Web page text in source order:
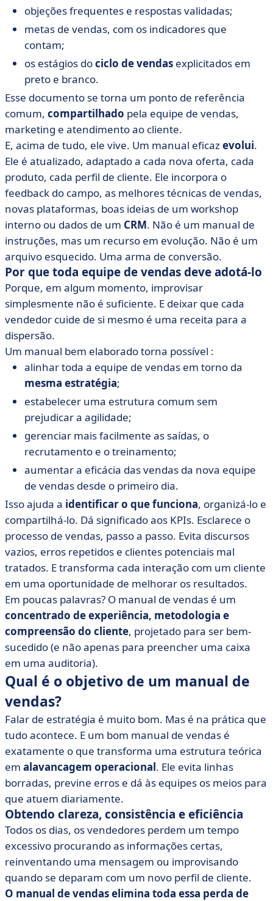
objeções frequentes e respostas validadas;
metas de vendas, com os indicadores que
contam;
os estágios dociclo de vendas explicitados em
preto e branco.
Esse documento se torna um ponto de referência
comum, compartilhado pela equipe de vendas,
marketing e atendimento ao cliente.
E, acima de tudo, ele vive. Um manual eficazevolui.
Ele é atualizado, adaptado a cada nova oferta, cada
produto, cada perfil de cliente. Ele incorpora o
feedback do campo, as melhores técnicas de vendas,
novas plataformas, boas ideias de um workshop
interno ou dados de um CRM. Não é um manual de
instruções, mas um recurso em evolução. Não é um
arquivo esquecido. Uma arma de conversão.
Por que toda equipe de vendas deve adotá-lo
Porque, em algum momento, improvisar
simplesmente não é suficiente. E deixar que cada
vendedor cuide de si mesmo é uma receita para a
dispersão.
Um manual bem elaborado torna possível :
alinhar toda a equipe de vendas em torno da
mesma estratégia;
estabelecer uma estrutura comum sem
prejudicar a agilidade;
gerenciar mais facilmente as saídas, o
recrutamento e o treinamento;
aumentar a eficácia das vendas da nova equipe
de vendas desde o primeiro dia.
Isso ajuda a identificar o que funciona, organizá-lo e
compartilhá-lo. Dá significado aos KPIs. Esclarece o
processo de vendas, passo a passo. Evita discursos
vazios, erros repetidos e clientes potenciais mal
tratados. E transforma cada interação com um cliente
em uma oportunidade de melhorar os resultados.
Em poucas palavras? O manual de vendas é um
concentrado de experiência, metodologia e
compreensão do cliente, projetado para ser bem-
sucedido (e não apenas para preencher uma caixa
em uma auditoria).
Qual é o objetivo de um manual de
vendas?
Falar de estratégia é muito bom. Mas é na prática que
tudo acontece. E um bom manual de vendas é
exatamente o que transforma uma estrutura teórica
em alavancagem operacional. Ele evita linhas
borradas, previne erros e dá às equipes os meios para
que atuem diariamente.
Obtendo clareza, consistência e eficiência
Todos os dias, os vendedores perdem um tempo
excessivo procurando as informações certas,
reinventando uma mensagem ou improvisando
quando se deparam com um novo perfil de cliente.
O manual de vendas elimina toda essa perda de